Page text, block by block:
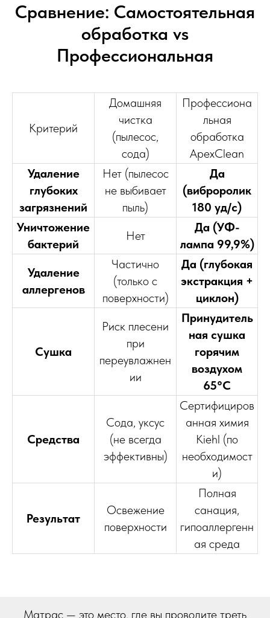
Сравнение: Самостоятельная
обработка vs
Профессиональная
Критерий
Домашняя
чистка
(пылесос,
сода)
Профессиона
льная
обработка
ApexClean
Удаление
глубоких
загрязнений
Нет (пылесос
не выбивает
пыль)
Да
(виброролик
180 уд/с)
Уничтожение
бактерий
Нет
Да (УФ-
лампа 99,9%)
Удаление
аллергенов
Частично
(только с
поверхности)
Да (глубокая
экстракция +
циклон)
Сушка
Риск плесени
при
переувлажнен
ии
Принудитель
ная сушка
горячим
воздухом
65°C
Средства
Сода, уксус
(не всегда
эффективны)
Сертифициров
анная химия
Kiehl (по
необходимост
и)
Результат
Освежение
поверхности
Полная
санация,
гипоаллергенн
ая среда
Матрас — это место, где вы проводите треть